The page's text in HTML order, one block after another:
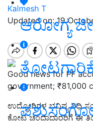
ಆರೋಗ್ಯ
Kalmesh T
Updated on: 19
Good news for PF
government; ₹81,000
ಉದ್ಯೋಗಿಗಳ ಭವಿಷ್ಯ ನಿಧಿ
ಕೋಟಿ ಚಂದಾದಾರರಿಗೆ ಈ